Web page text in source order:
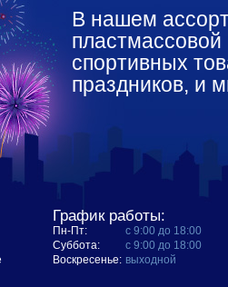
В нашем
пластмассовой
спортивных
праздников, и
График работы:
Пн-Пт:
с 9:00 до 18:00
Суббота:
с 9:00 до 18:00
Воскресенье: выходной